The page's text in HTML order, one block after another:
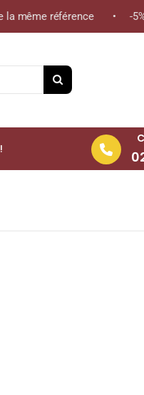
référence • -5% pour